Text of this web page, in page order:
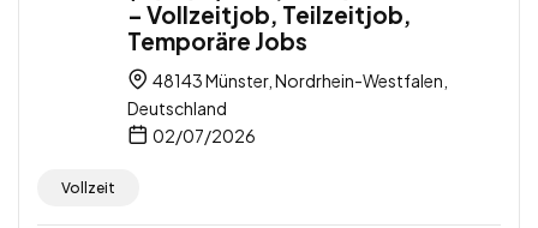
– Vollzeitjob, Teilzeitjob,
Temporäre Jobs
48143 Münster, Nordrhein-Westfalen,
Deutschland
02/07/2026
Vollzeit